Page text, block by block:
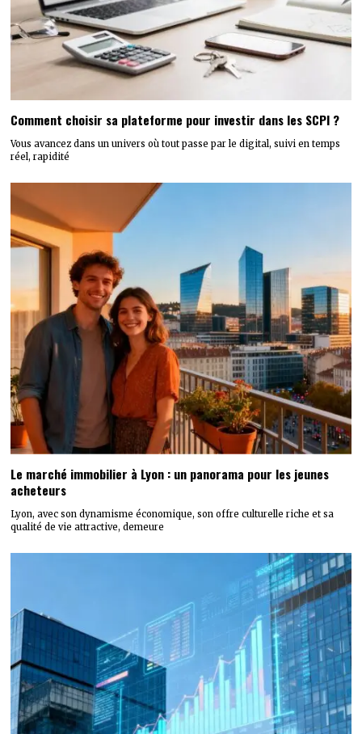
Comment choisir sa plateforme pour investir dans les SCPI ?
Vous avancez dans un univers où tout passe par le digital, suivi en temps
réel, rapidité
Le marché immobilier à Lyon : un panorama pour les jeunes
acheteurs
Lyon, avec son dynamisme économique, son offre culturelle riche et sa
qualité de vie attractive, demeure